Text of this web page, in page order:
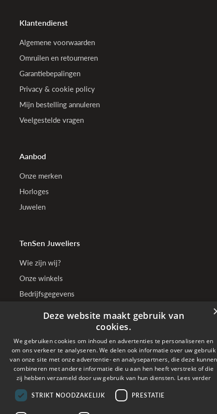
Klantendienst
Algemene voorwaarden
Omruilen en retourneren
Garantiebepalingen
Privacy & cookie policy
Mijn bestelling annuleren
Veelgestelde vragen
Aanbod
Onze merken
Horloges
Juwelen
TenSen Juweliers
Wie zijn wij?
Onze winkels
Bedrijfsgegevens
Verzonden met
Copyright © 2026 TenSen Juweliers. All rights reserved - BE0407.661.108 - Powered
Tilroy
Deze website maakt gebruik van
cookies.
We gebruiken cookies om inhoud en advertenties te personaliseren en
om ons verkeer te analyseren. We delen ook informatie over uw gebruik
van onze site met onze advertentie- en analysepartners, die deze kunnen
combineren met andere informatie die u aan hen heeft verstrekt of die
zij hebben verzameld door uw gebruik van hun diensten. Lees verder
STRIKT NOODZAKELIJK PRESTATIE